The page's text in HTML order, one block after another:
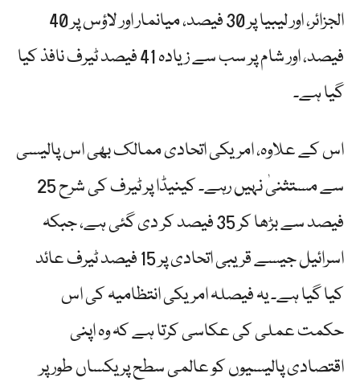
الجزائر، اور لیبیا پر 30 فیصد، میانمار اور لاؤس پر 40
فیصد، اور شام پر سب سے زیادہ 41 فیصد ٹیرف نافذ کیا
گیا ہے۔
اس کے علاوہ، امریکی اتحادی ممالک بھی اس پالیسی
سے مستثنیٰ نہیں رہے۔ کینیڈا پر ٹیرف کی شرح 25
فیصد سے بڑھا کر 35 فیصد کر دی گئی ہے، جبکہ
اسرائیل جیسے قریبی اتحادی پر 15 فیصد ٹیرف عائد
کیا گیا ہے۔ یہ فیصلہ امریکی انتظامیہ کی اس
حکمت عملی کی عکاسی کرتا ہے کہ وہ اپنی
اقتصادی پالیسیوں کو عالمی سطح پر یکساں طور پر